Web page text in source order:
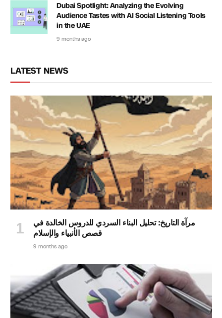
Dubai Spotlight: Analyzing the Evolving
Audience Tastes with AI Social Listening Tools
in the UAE
9 months ago
LATEST NEWS
مرآة التاريخ: تحليل البناء السردي للدروس الخالدة في
قصص الأنبياء والإسلام
9 months ago